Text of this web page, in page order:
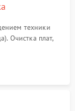
техники
Очистка плат,
и замыканий.